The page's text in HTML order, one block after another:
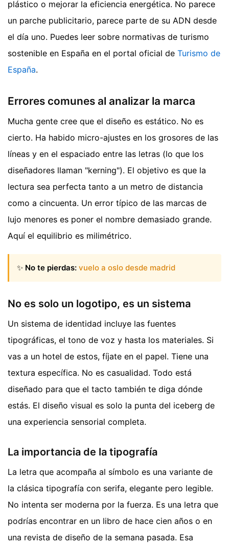
plástico o mejorar la eficiencia energética. No parece
un parche publicitario, parece parte de su ADN desde
el día uno. Puedes leer sobre normativas de turismo
sostenible en España en el portal oficial de Turismo de
España.
Errores comunes al analizar la marca
Mucha gente cree que el diseño es estático. No es
cierto. Ha habido micro-ajustes en los grosores de las
líneas y en el espaciado entre las letras (lo que los
diseñadores llaman "kerning"). El objetivo es que la
lectura sea perfecta tanto a un metro de distancia
como a cincuenta. Un error típico de las marcas de
lujo menores es poner el nombre demasiado grande.
Aquí el equilibrio es milimétrico.
✨ No te pierdas: vuelo a oslo desde madrid
No es solo un logotipo, es un sistema
Un sistema de identidad incluye las fuentes
tipográficas, el tono de voz y hasta los materiales. Si
vas a un hotel de estos, fíjate en el papel. Tiene una
textura específica. No es casualidad. Todo está
diseñado para que el tacto también te diga dónde
estás. El diseño visual es solo la punta del iceberg de
una experiencia sensorial completa.
La importancia de la tipografía
La letra que acompaña al símbolo es una variante de
la clásica tipografía con serifa, elegante pero legible.
No intenta ser moderna por la fuerza. Es una letra que
podrías encontrar en un libro de hace cien años o en
una revista de diseño de la semana pasada. Esa